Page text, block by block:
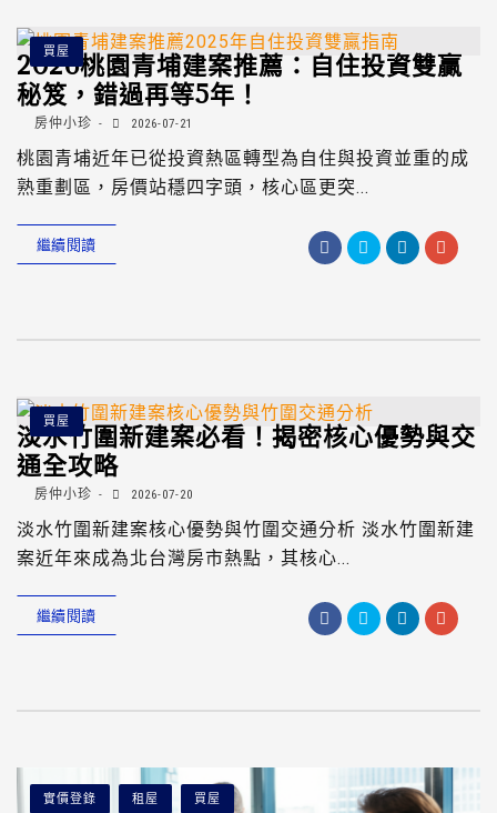
買屋
2026桃園青埔建案推薦：自住投資雙贏
秘笈，錯過再等5年！
房仲小珍 2026-07-21
桃園青埔近年已從投資熱區轉型為自住與投資並重的成
熟重劃區，房價站穩四字頭，核心區更突...
繼續閱讀
買屋
淡水竹圍新建案必看！揭密核心優勢與交
通全攻略
房仲小珍 2026-07-20
淡水竹圍新建案核心優勢與竹圍交通分析 淡水竹圍新建
案近年來成為北台灣房市熱點，其核心...
繼續閱讀
實價登錄 租屋 買屋